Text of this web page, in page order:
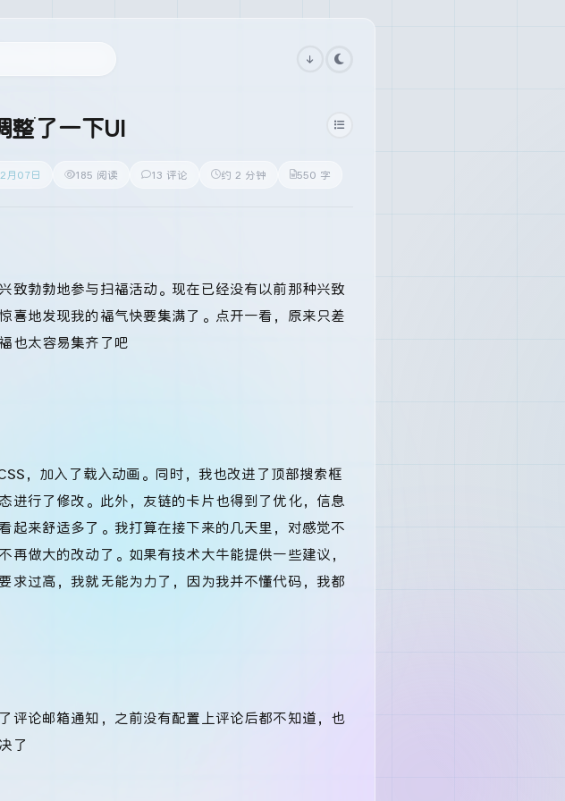
整了一下UI
月07日 185 阅读 13 评论 约 2 分钟 550 字
致勃勃地参与扫福活动。现在已经没有以前那种兴致
喜地发现我的福气快要集满了。点开一看，原来只差
也太容易集齐了吧
，加入了载入动画。同时，我也改进了顶部搜索框
进行了修改。此外，友链的卡片也得到了优化，信息
起来舒适多了。我打算在接下来的几天里，对感觉不
再做大的改动了。如果有技术大牛能提供一些建议，
求过高，我就无能为力了，因为我并不懂代码，我都
评论邮箱通知，之前没有配置上评论后都不知道，也
了